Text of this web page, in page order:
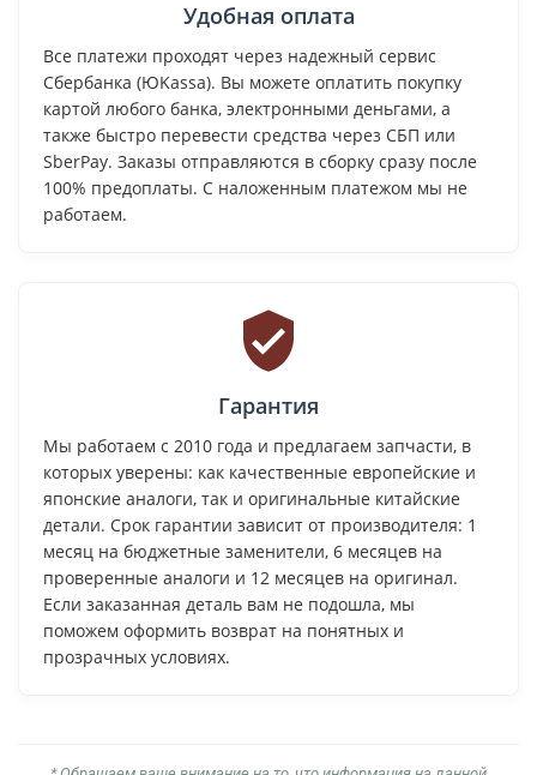
Удобная оплата
Все платежи проходят через надежный сервис
Сбербанка (ЮKassa). Вы можете оплатить покупку
картой любого банка, электронными деньгами, а
также быстро перевести средства через СБП или
SberPay. Заказы отправляются в сборку сразу после
100% предоплаты. С наложенным платежом мы не
работаем.
Гарантия
Мы работаем с 2010 года и предлагаем запчасти, в
которых уверены: как качественные европейские и
японские аналоги, так и оригинальные китайские
детали. Срок гарантии зависит от производителя: 1
месяц на бюджетные заменители, 6 месяцев на
проверенные аналоги и 12 месяцев на оригинал.
Если заказанная деталь вам не подошла, мы
поможем оформить возврат на понятных и
прозрачных условиях.